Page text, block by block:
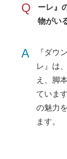
Q
ーレ』
物がい
A
『ダウ
レ』は
え、脚
ていま
の魅力
ます。